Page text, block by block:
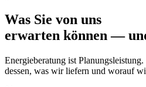
Was Sie von uns
erwarten können —
Energieberatung ist
dessen, was wir liefern und worauf